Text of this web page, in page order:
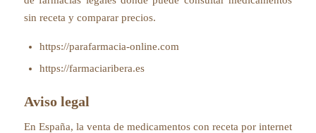
sin receta y comparar precios.
https://parafarmacia-online.com
https://farmaciaribera.es
Aviso legal
En España, la venta de medicamentos con receta por internet